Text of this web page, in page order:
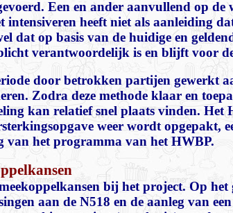
Een en ander aanvullend op de
heeft niet als aanleiding
dat op basis van de huidige en
verantwoordelijk is en blijft voor
door betrokken partijen gewerkt
Zodra deze methode klaar en
kan relatief snel plaats vinden. Het
weer wordt opgepakt,
het programma van het HWBP.
bij het project. Op het
aan de N518 en de aanleg van